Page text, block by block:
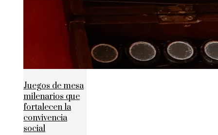
Juegos de mesa
milenarios que
fortalecen la
convivencia
social